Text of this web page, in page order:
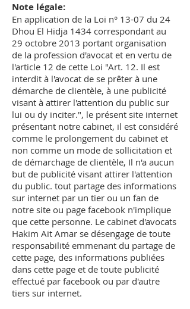
Note légale:
En application de la Loi n° 13-07 du 24
Dhou El Hidja 1434 correspondant au
29 octobre 2013 portant organisation
de la profession d'avocat et en vertu de
l'article 12 de cette Loi "Art. 12. Il est
interdit à l'avocat de se prêter à une
démarche de clientèle, à une publicité
visant à attirer l'attention du public sur
lui ou dy inciter.", le présent site internet
présentant notre cabinet, il est considéré
comme le prolongement du cabinet et
non comme un mode de sollicitation et
de démarchage de clientèle, Il n'a aucun
but de publicité visant attirer l'attention
du public. tout partage des informations
sur internet par un tier ou un fan de
notre site ou page facebook n'implique
que cette personne. Le cabinet d'avocats
Hakim Ait Amar se désengage de toute
responsabilité emmenant du partage de
cette page, des informations publiées
dans cette page et de toute publicité
effectué par facebook ou par d'autre
tiers sur internet.